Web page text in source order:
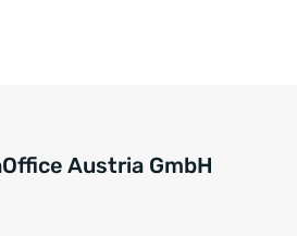
Austria GmbH